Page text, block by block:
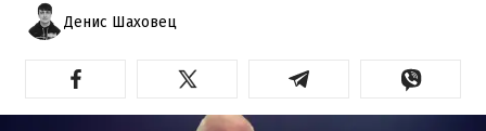
Денис Шаховец